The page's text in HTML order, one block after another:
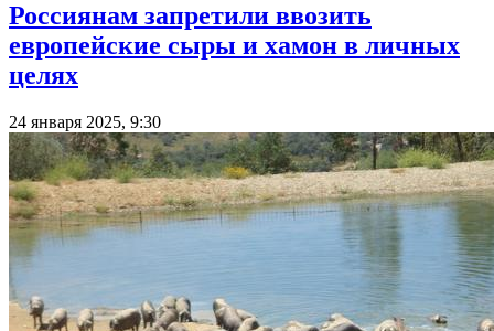
Россиянам запретили ввозить
европейские сыры и хамон в личных
целях
24 января 2025, 9:30